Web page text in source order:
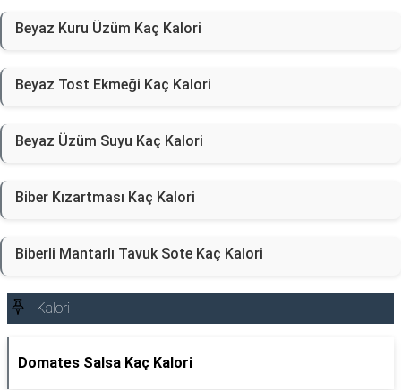
Beyaz Kuru Üzüm Kaç Kalori
Beyaz Tost Ekmeği Kaç Kalori
Beyaz Üzüm Suyu Kaç Kalori
Biber Kızartması Kaç Kalori
Biberli Mantarlı Tavuk Sote Kaç Kalori
Kalori
Domates Salsa Kaç Kalori